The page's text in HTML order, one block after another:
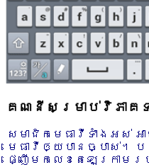
គណនីសម្រាប់វិភាគទ
សមាជិកមេធាវីទាំងអស់
មេធាវីឲ្យបានច្បាស់។
ផ្ញើមកលេខតេឡេក្រាមរ